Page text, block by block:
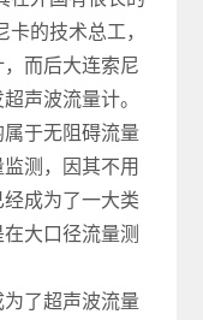
的技术总工，
而后大连索尼
声波流量计。
于无阻碍流量
测，因其不用
成为了一大类
大口径流量测
了超声波流量